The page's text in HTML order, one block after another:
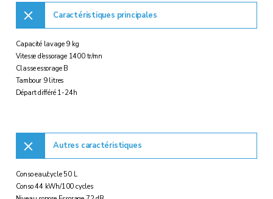
Caractéristiques principales
Capacité lavage 9 kg
Vitesse d'essorage 1400 tr/mn
Classe essorage B
Tambour 9 litres
Départ différé 1-24h
Autres caractéristiques
Conso eau/cycle 50 L
Conso 44 kWh/100 cycles